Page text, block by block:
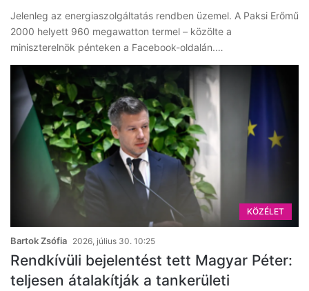
Jelenleg az energiaszolgáltatás rendben üzemel. A Paksi Erőmű
2000 helyett 960 megawatton termel – közölte a
miniszterelnök pénteken a Facebook-oldalán.…
KÖZÉLET
Bartok Zsófia 2026, július 30. 10:25
Rendkívüli bejelentést tett Magyar Péter:
teljesen átalakítják a tankerületi